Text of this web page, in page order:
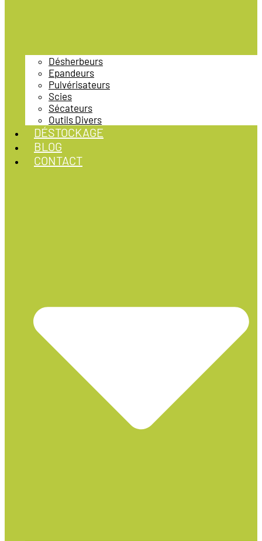
Désherbeurs
Epandeurs
Pulvérisateurs
Scies
Sécateurs
Outils Divers
DÉSTOCKAGE
BLOG
CONTACT